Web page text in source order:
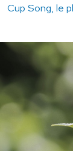
Cup Song, le